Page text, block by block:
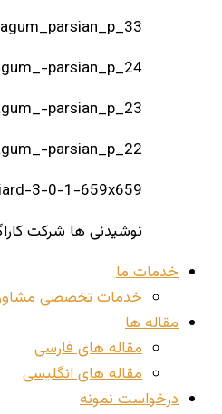
خدمات ما
خدمات تخصصی
مقاله ها
مقاله های فارسی
مقاله های انگلیسی
درخواست نمونه